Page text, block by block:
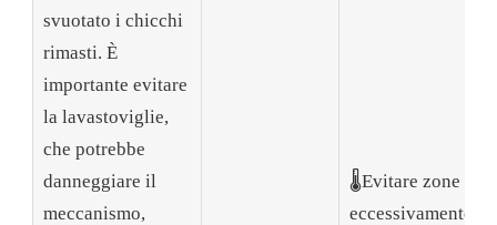
svuotato i chicchi
rimasti. È
importante evitare
la lavastoviglie,
che potrebbe
danneggiare il
meccanismo,
🌡️Evitare zone
eccessivamente